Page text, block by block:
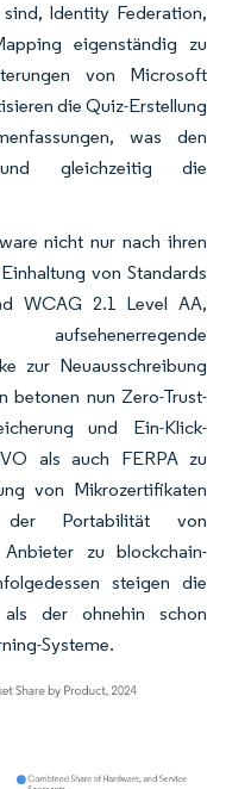
Identity Federation,
eigenständig zu
von Microsoft
die Quiz-Erstellung
was den
und gleichzeitig die
nicht nur nach ihren
von Standards
WCAG 2.1 Level AA,
zur Neuausschreibung
betonen nun Zero-Trust-
und Ein-Klick-
als auch FERPA zu
von Mikrozertifikaten
Portabilität von
zu blockchain-
steigen die
als der ohnehin schon
Systeme.